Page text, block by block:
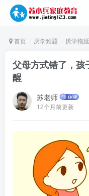
首页 厌学难题 厌学拖延
父母方式错了，孩
醒
苏老师
12个月前更新